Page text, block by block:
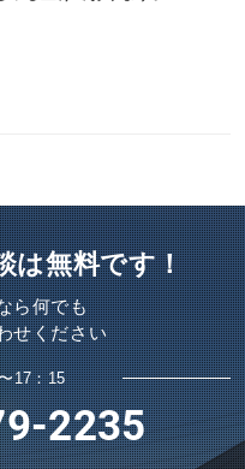
は無料です！
ら何でも
せください
17：15
2235